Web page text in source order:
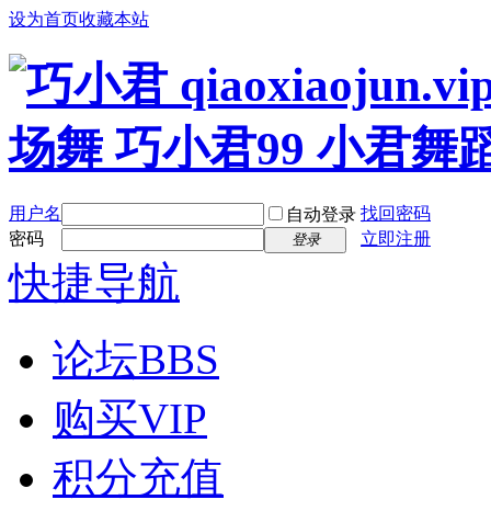
设为首页收藏本站
用户名 自动登录 找回密码
密码
登录 立即注册
快捷导航
论坛BBS
购买VIP
积分充值